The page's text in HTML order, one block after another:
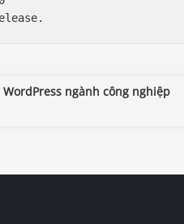
WordPress ngành công nghiệp